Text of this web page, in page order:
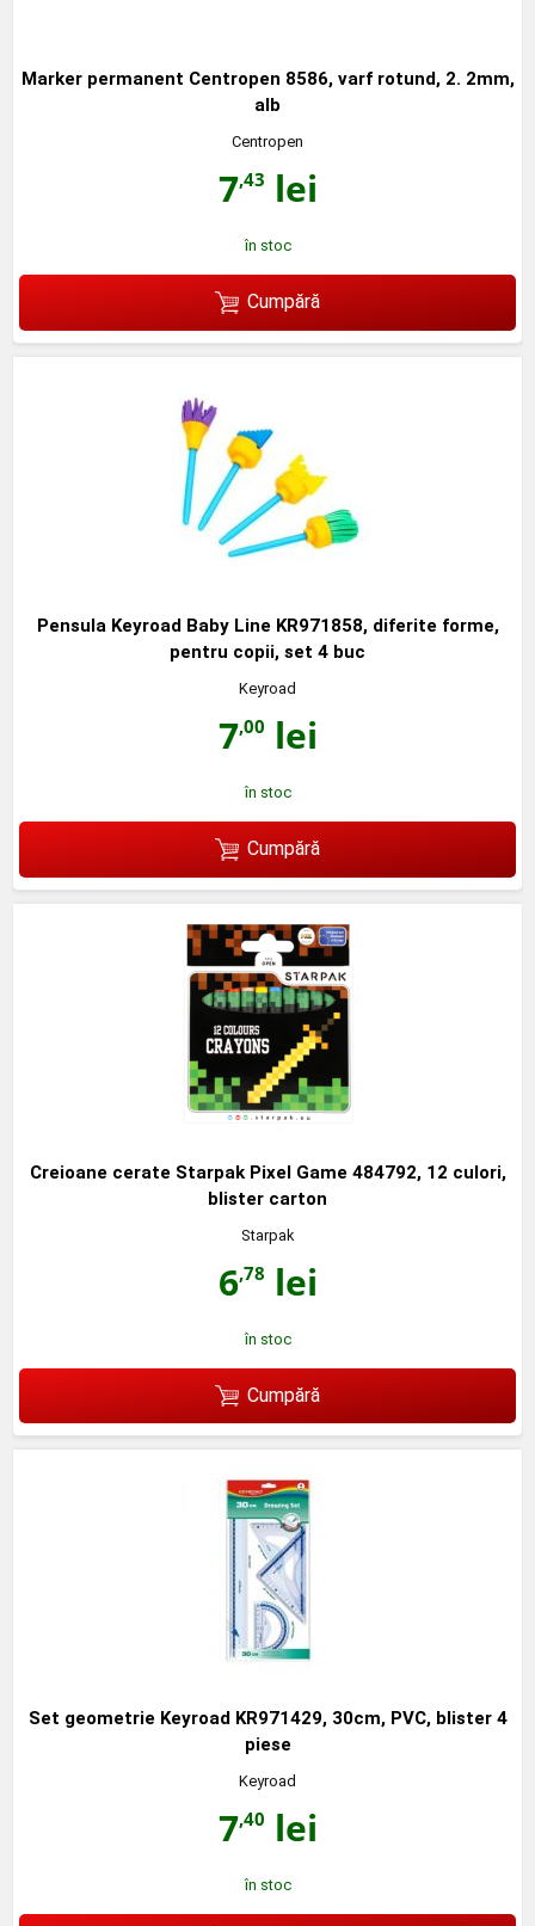
Marker permanent Centropen 8586, varf rotund, 2. 2mm,
alb
Centropen
7,43 lei
în stoc
Cumpără
Pensula Keyroad Baby Line KR971858, diferite forme,
pentru copii, set 4 buc
Keyroad
7,00 lei
în stoc
Cumpără
Creioane cerate Starpak Pixel Game 484792, 12 culori,
blister carton
Starpak
6,78 lei
în stoc
Cumpără
Set geometrie Keyroad KR971429, 30cm, PVC, blister 4
piese
Keyroad
7,40 lei
în stoc